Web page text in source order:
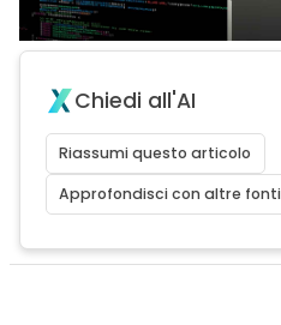
Chiedi all'AI
Riassumi questo articolo
Approfondisci con altre fonti